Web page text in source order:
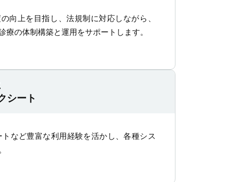
向上を目指し、法規制に対応しながら、
療の体制構築と運用をサポートします。
シート
トなど豊富な利用経験を活かし、各種シス